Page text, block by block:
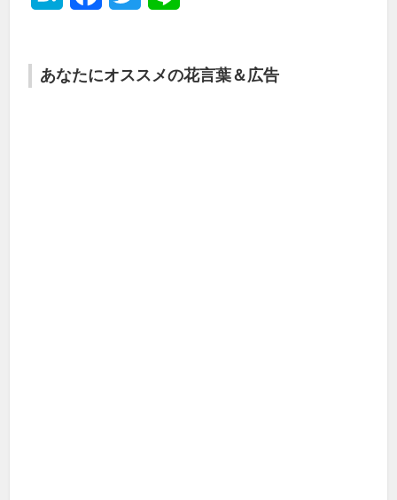
あなたにオススメの花言葉＆広告